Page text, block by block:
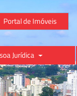
Portal de Imóveis
Jurídica